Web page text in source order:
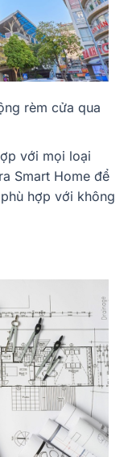
rèm cửa qua
với mọi loại
Smart Home để
hợp với không